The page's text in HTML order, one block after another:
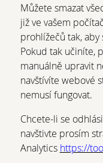
Můžete smazat
již ve vašem
prohlížečů tak,
Pokud tak učiníte,
manuálně upravit
navštívíte webové
nemusí fungovat.
Chcete-li se
navštivte prosím
Analytics https://